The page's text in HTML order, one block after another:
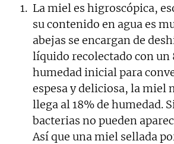
La miel es higroscópica,
su contenido en agua es
abejas se encargan de
líquido recolectado con un
humedad inicial para
espesa y deliciosa, la miel
llega al 18% de humedad.
bacterias no pueden
Así que una miel sellada